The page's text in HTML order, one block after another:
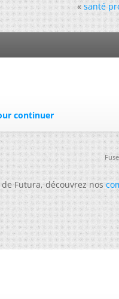
« santé
continuer
de Futura, découvrez nos